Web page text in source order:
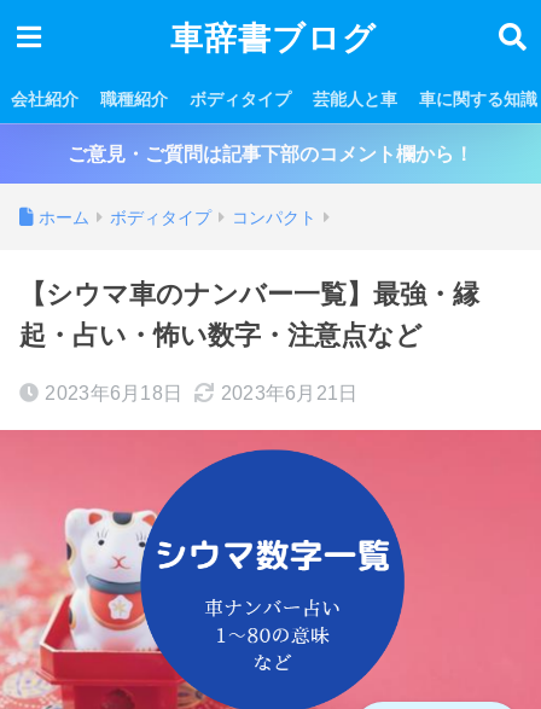
車辞書ブログ
会社紹介 職種紹介 ボディタイプ 芸能人と車 車に関する知識
ご意見・ご質問は記事下部のコメント欄から！
ホーム ボディタイプ コンパクト
【シウマ車のナンバー一覧】最強・縁
起・占い・怖い数字・注意点など
2023年6月18日 2023年6月21日